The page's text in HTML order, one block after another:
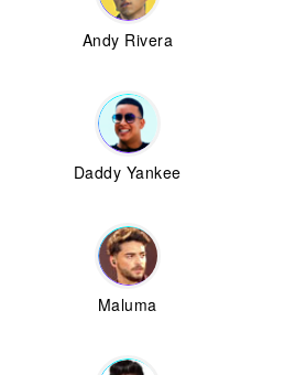
Andy Rivera
Daddy Yankee
Maluma